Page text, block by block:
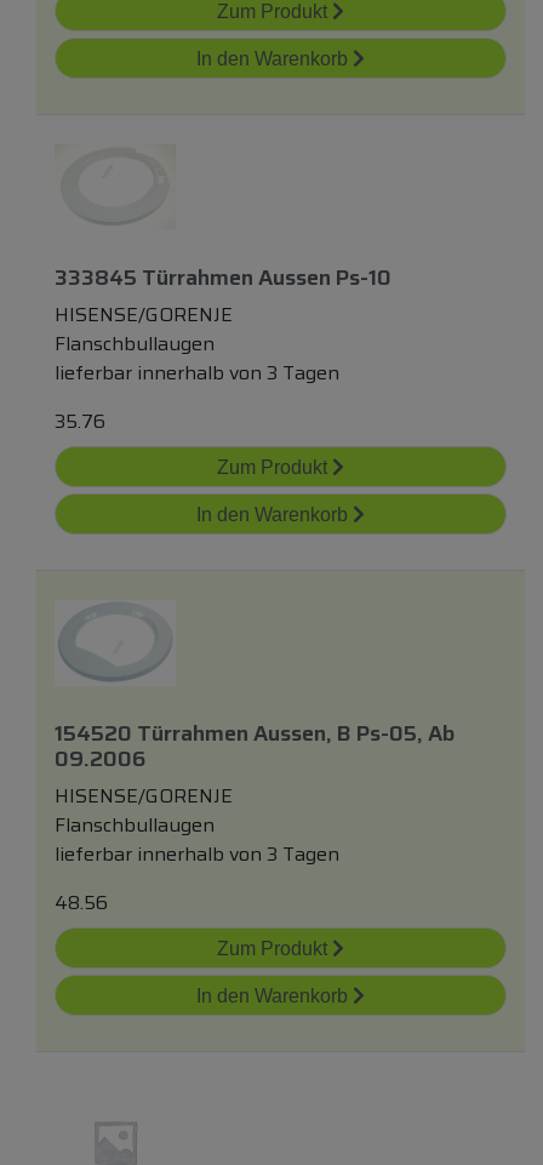
Zum Produkt
In den Warenkorb
333845 Türrahmen Aussen Ps-10
HISENSE/GORENJE
Flanschbullaugen
lieferbar innerhalb von 3 Tagen
35.76
Zum Produkt
In den Warenkorb
154520 Türrahmen Aussen, B Ps-05, Ab
09.2006
HISENSE/GORENJE
Flanschbullaugen
lieferbar innerhalb von 3 Tagen
48.56
Zum Produkt
In den Warenkorb